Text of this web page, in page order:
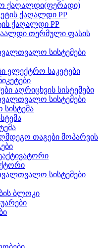
ქაღალდი(ფერადი)
ქაღალდი PP
თერმული ფასის
ელექტრო საკეტები
აღრიცხვის სისტემები
სისტემა
მოპარვის
ბლოკი